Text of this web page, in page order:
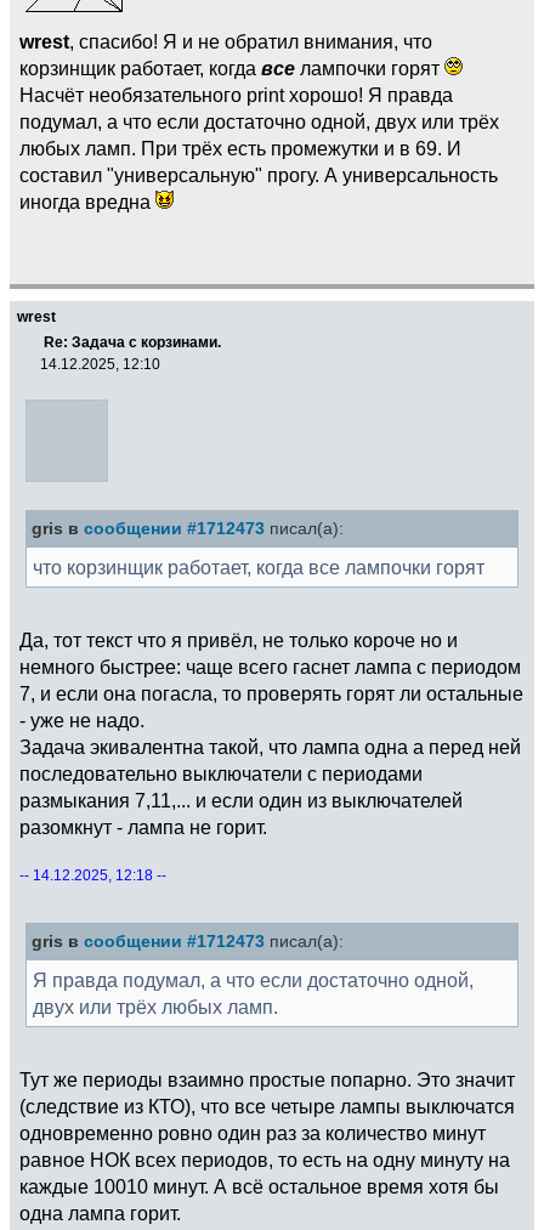
wrest, спасибо! Я и не обратил внимания, что
корзинщик работает, когда все лампочки горят
Насчёт необязательного print хорошо! Я правда
подумал, а что если достаточно одной, двух или трёх
любых ламп. При трёх есть промежутки и в 69. И
составил "универсальную" прогу. А универсальность
иногда вредна
wrest
Re: Задача с корзинами.
14.12.2025, 12:10
gris в сообщении #1712473 писал(а):
что корзинщик работает, когда все лампочки горят
Да, тот текст что я привёл, не только короче но и
немного быстрее: чаще всего гаснет лампа с периодом
7, и если она погасла, то проверять горят ли остальные
- уже не надо.
Задача экивалентна такой, что лампа одна а перед ней
последовательно выключатели с периодами
размыкания 7,11,... и если один из выключателей
разомкнут - лампа не горит.
-- 14.12.2025, 12:18 --
gris в сообщении #1712473 писал(а):
Я правда подумал, а что если достаточно одной,
двух или трёх любых ламп.
Тут же периоды взаимно простые попарно. Это значит
(следствие из КТО), что все четыре лампы выключатся
одновременно ровно один раз за количество минут
равное НОК всех периодов, то есть на одну минуту на
каждые 10010 минут. А всё остальное время хотя бы
одна лампа горит.